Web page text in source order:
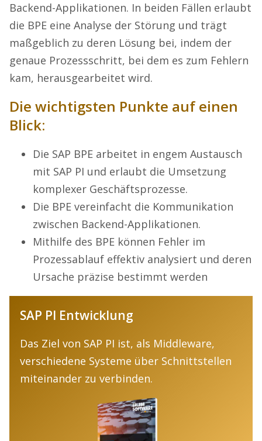
Backend-Applikationen. In beiden Fällen erlaubt
die BPE eine Analyse der Störung und trägt
maßgeblich zu deren Lösung bei, indem der
genaue Prozessschritt, bei dem es zum Fehlern
kam, herausgearbeitet wird.
Die wichtigsten Punkte auf einen
Blick:
Die SAP BPE arbeitet in engem Austausch
mit SAP PI und erlaubt die Umsetzung
komplexer Geschäftsprozesse.
Die BPE vereinfacht die Kommunikation
zwischen Backend-Applikationen.
Mithilfe des BPE können Fehler im
Prozessablauf effektiv analysiert und deren
Ursache präzise bestimmt werden
SAP PI Entwicklung
Das Ziel von SAP PI ist, als Middleware,
verschiedene Systeme über Schnittstellen
miteinander zu verbinden.